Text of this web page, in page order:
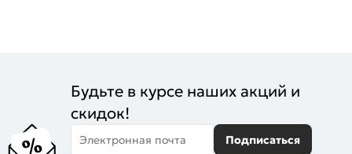
Будьте в курсе наших акций и
скидок!
Электронная почта Подписаться